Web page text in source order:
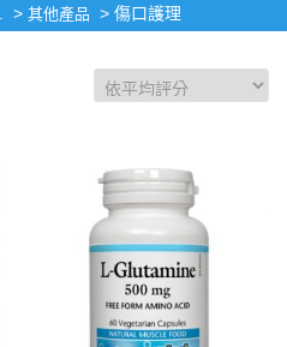
> 其他產品 > 傷口護理